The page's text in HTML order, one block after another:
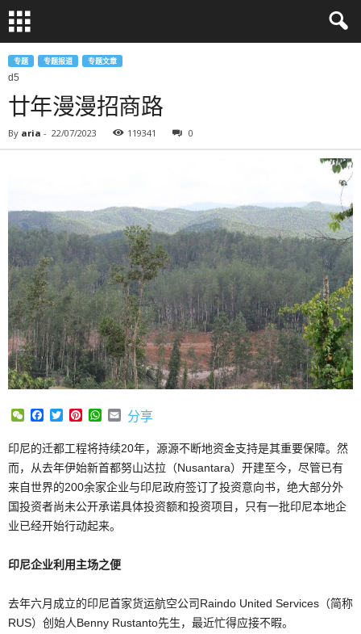
专题 专题报道 专题文章
d5
廿年漫漫招商路
By aria - 22/07/2023 119341 0
WeChatFacebook
TwitterPinterest
WhatsApp
Email
分享
印尼的迁都工程将持续20年，源源不断地资金支持是其重要保障。然
而，从去年伊始新首都努山达拉（Nusantara）开建至今，尽管已有
来自世界的200余家企业与印尼政府签订了投资意向书，绝大部分外
国投资者尚未公开承诺具体投资额和投资项目，只有一批印尼本地企
业已经开始行动起来。
印尼企业利用主场之便
去年六月成立的印尼首家货运航空公司Raindo United Services（简称
RUS）创始人Benny Rustanto先生，最近忙得应接不暇。